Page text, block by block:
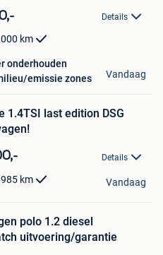
Details
km
onderhouden
emissie zones
Vandaag
1.4TSI last edition DSG
Details
km Vandaag
polo 1.2 diesel
uitvoering/garantie